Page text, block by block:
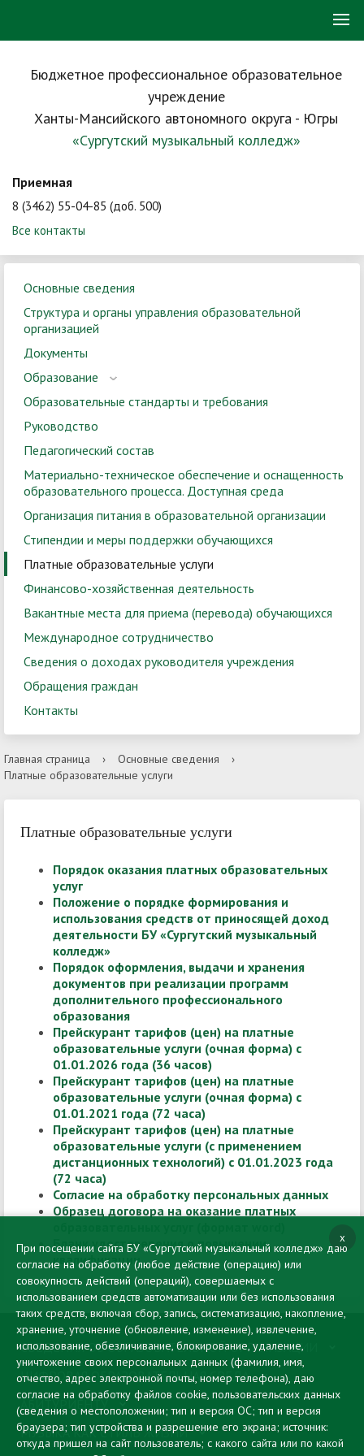
Бюджетное профессиональное образовательное
учреждение
Ханты-Мансийского автономного округа - Югры
«Сургутский музыкальный колледж»
Приемная
8 (3462) 55-04-85 (доб. 500)
Все контакты
Основные сведения
Структура и органы управления образовательной
организацией
Документы
Образование
Образовательные стандарты и требования
Руководство
Педагогический состав
Материально-техническое обеспечение и оснащенность
образовательного процесса. Доступная среда
Организация питания в образовательной организации
Стипендии и меры поддержки обучающихся
Платные образовательные услуги
Финансово-хозяйственная деятельность
Вакантные места для приема (перевода) обучающихся
Международное сотрудничество
Сведения о доходах руководителя учреждения
Обращения граждан
Контакты
Главная страница › Основные сведения
›
Платные образовательные услуги
Платные образовательные услуги
Порядок оказания платных образовательных
услуг
Положение о порядке формирования и
использования средств от приносящей доход
деятельности БУ «Сургутский музыкальный
колледж»
Порядок оформления, выдачи и хранения
документов при реализации программ
дополнительного профессионального
образования
Прейскурант тарифов (цен) на платные
образовательные услуги (очная форма) с
01.01.2026 года (36 часов)
Прейскурант тарифов (цен) на платные
образовательные услуги (очная форма) с
01.01.2021 года (72 часа)
Прейскурант тарифов (цен) на платные
образовательные услуги (с применением
дистанционных технологий) с 01.01.2023 года
(72 часа)
Согласие на обработку персональных данных
Образец договора на оказание платных
Бланк удостоверения о повышении
квалификации
СВЕДЕНИЯ ОБ ОБРАЗОВАТЕЛЬНОЙ ОРГАНИЗАЦИИ
ЦИФРОВАЯ ОБРАЗОВАТЕЛЬНАЯ СРЕДА
АБИТУРИЕНТУ
МУЗЫКА КАК СТИЛЬ ЖИЗНИ
x
При посещении сайта БУ «Сургутский музыкальный колледж» даю
согласие на обработку (любое действие (операцию) или
совокупность действий (операций), совершаемых с
использованием средств автоматизации или без использования
таких средств, включая сбор, запись, систематизацию, накопление,
хранение, уточнение (обновление, изменение), извлечение,
использование, обезличивание, блокирование, удаление,
уничтожение своих персональных данных (фамилия, имя,
отчество, адрес электронной почты, номер телефона), даю
согласие на обработку файлов cookie, пользовательских данных
(сведения о местоположении; тип и версия ОС; тип и версия
браузера; тип устройства и разрешение его экрана; источник:
откуда пришел на сайт пользователь; с какого сайта или по какой